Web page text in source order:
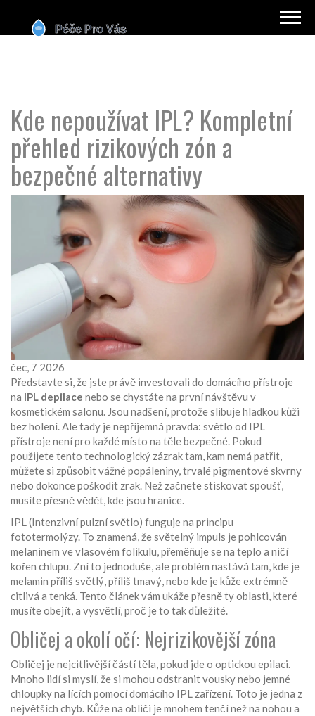
Kde nepoužívat IPL? Kompletní
přehled rizikových zón a
bezpečné alternativy
čec, 7 2026
Představte si, že jste právě investovali do domácího přístroje
na IPL depilace nebo se chystáte na první návštěvu v
kosmetickém salonu. Jsou nadšení, protože slibuje hladkou kůži
bez holení. Ale tady je nepříjemná pravda: světlo od IPL
přístroje není pro každé místo na těle bezpečné. Pokud
použijete tento technologický zázrak tam, kam nemá patřit,
můžete si způsobit vážné popáleniny, trvalé pigmentové skvrny
nebo dokonce poškodit zrak. Než začnete stiskovat spoušť,
musíte přesně vědět, kde jsou hranice.
IPL (Intenzivní pulzní světlo) funguje na principu
fototermolýzy. To znamená, že světelný impuls je pohlcován
melaninem ve vlasovém folikulu, přeměňuje se na teplo a ničí
kořen chlupu. Zní to jednoduše, ale problém nastává tam, kde je
melamin příliš světlý, příliš tmavý, nebo kde je kůže extrémně
citlivá a tenká. Tento článek vám ukáže přesně ty oblasti, které
musíte obejít, a vysvětlí, proč je to tak důležité.
Obličej a okolí očí: Nejrizikovější zóna
Obličej je nejcitlivější částí těla, pokud jde o optickou epilaci.
Mnoho lidí si myslí, že si mohou odstranit vousky nebo jemné
chloupky na lících pomocí domácího IPL zařízení. Toto je jedna z
největších chyb. Kůže na obliči je mnohem tenčí než na nohou a